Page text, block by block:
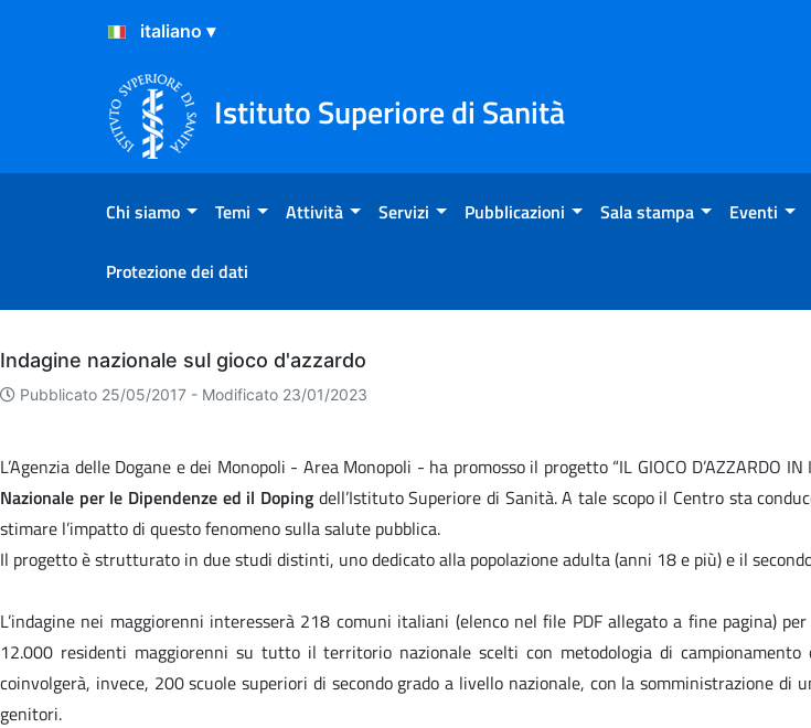
Salta al Contenuto
Salta al Footer
Istituto Superiore di Sanità
Chi siamo Temi Attività Servizi Pubblicazioni Sala stampa Eventi
Protezione dei dati
Archivio
Indagine nazionale sul gioco d'azzardo
Pubblicato 25/05/2017 - Modificato 23/01/2023
L’Agenzia delle Dogane e dei Monopoli - Area Monopoli - ha promosso il progetto “IL GIOCO D’AZZARDO
Nazionale per le Dipendenze ed il Doping dell’Istituto Superiore di Sanità. A tale scopo il Centro sta
stimare l’impatto di questo fenomeno sulla salute pubblica.
Il progetto è strutturato in due studi distinti, uno dedicato alla popolazione adulta (anni 18 e più) e il
L’indagine nei maggiorenni interesserà 218 comuni italiani (elenco nel file PDF allegato a fine pagina)
12.000 residenti maggiorenni su tutto il territorio nazionale scelti con metodologia di
coinvolgerà, invece, 200 scuole superiori di secondo grado a livello nazionale, con la somministrazione
genitori.